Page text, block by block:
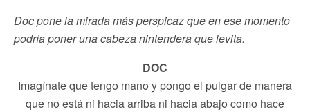
Doc pone la mirada más perspicaz que en ese momento
podría poner una cabeza nintendera que levita.
DOC
Imagínate que tengo mano y pongo el pulgar de manera
que no está ni hacia arriba ni hacia abajo como hace